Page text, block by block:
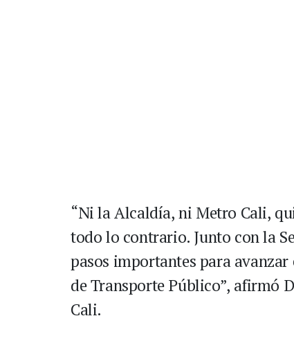
“Ni la Alcaldía, ni Metro Cali,
todo lo contrario. Junto con la
pasos importantes para
de Transporte Público”, afirmó
Cali.